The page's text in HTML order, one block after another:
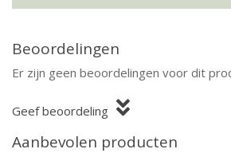
Beoordelingen
Er zijn geen beoordelingen voor dit
Geef beoordeling
Aanbevolen producten